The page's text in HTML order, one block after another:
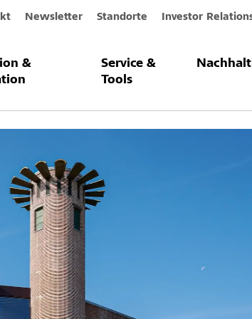
Newsletter Standorte Investor
&
Service &
Tools
Kirke,